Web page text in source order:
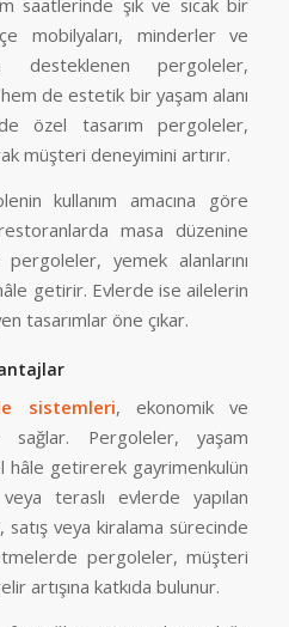
mobilyaları, minderler ve
desteklenen pergoleler,
de estetik bir yaşam alanı
özel tasarım pergoleler,
müşteri deneyimini artırır.
kullanım amacına göre
masa düzenine
yemek alanlarını
getirir. Evlerde ise ailelerin
tasarımlar öne çıkar.
sistemleri, ekonomik ve
Pergoleler, yaşam
hâle getirerek gayrimenkulün
teraslı evlerde yapılan
satış veya kiralama sürecinde
pergoleler, müşteri
artışına katkıda bulunur.